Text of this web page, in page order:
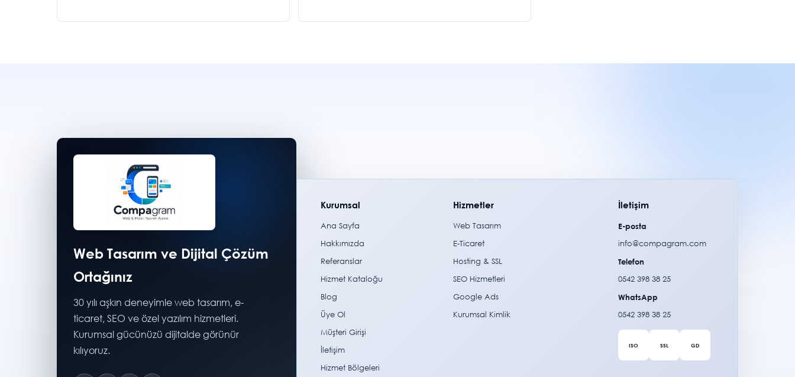
Web Tasarım ve Dijital Çözüm
Ortağınız
30 yılı aşkın deneyimle web tasarım, e-
ticaret, SEO ve özel yazılım hizmetleri.
Kurumsal gücünüzü dijitalde görünür
kılıyoruz.
Kurumsal
Ana Sayfa
Hakkımızda
Referanslar
Hizmet Kataloğu
Blog
Üye Ol
Müşteri Girişi
İletişim
Hizmet Bölgeleri
Hizmetler
Web Tasarım
E-Ticaret
Hosting & SSL
SEO Hizmetleri
Google Ads
Kurumsal Kimlik
İletişim
E-posta
info@compagram.com
Telefon
0542 398 38 25
WhatsApp
0542 398 38 25
ISO SSL GD